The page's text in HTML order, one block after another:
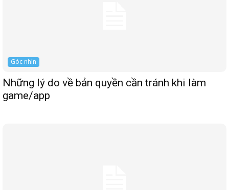
Góc nhìn
Những lý do về bản quyền cần tránh khi làm
game/app